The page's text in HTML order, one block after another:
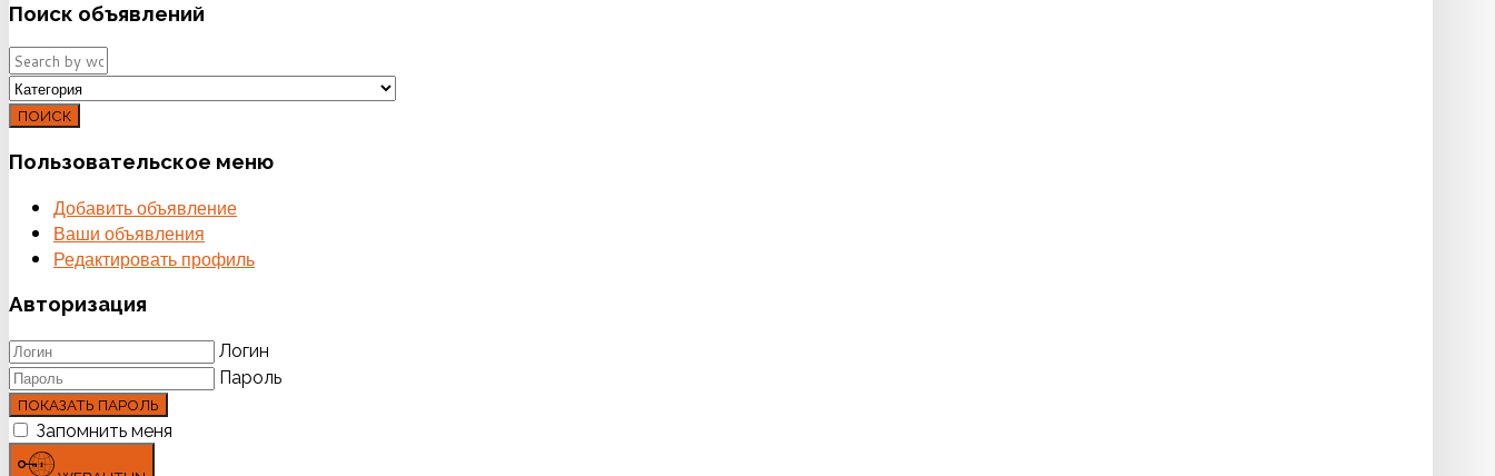
Поиск объявлений
ПОИСК
Пользовательское меню
Добавить объявление
Ваши объявления
Редактировать профиль
Авторизация
Логин
Пароль
ПОКАЗАТЬ ПАРОЛЬ
Запомнить меня